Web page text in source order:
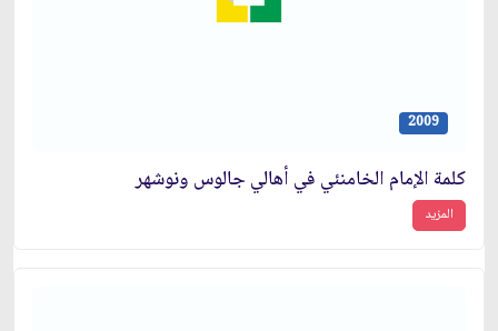
2009
كلمة الإمام الخامنئي في أهالي جالوس ونوشهر
المزيد